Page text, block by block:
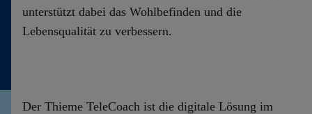
unterstützt dabei das Wohlbefinden und die
Lebensqualität zu verbessern.
Der Thieme TeleCoach ist die digitale Lösung im